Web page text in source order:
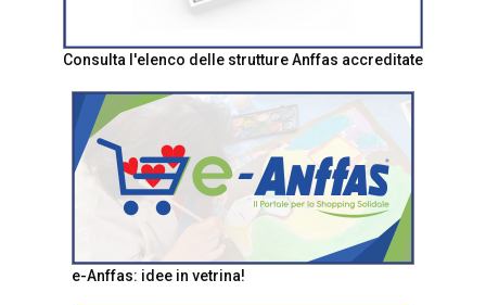
Consulta l'elenco delle strutture Anffas accreditate
e-Anffas: idee in vetrina!